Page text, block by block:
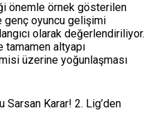
önemle örnek gösterilen
genç oyuncu gelişimi
olarak değerlendiriliyor.
tamamen altyapı
üzerine yoğunlaşması
Sarsan Karar! 2. Lig’den